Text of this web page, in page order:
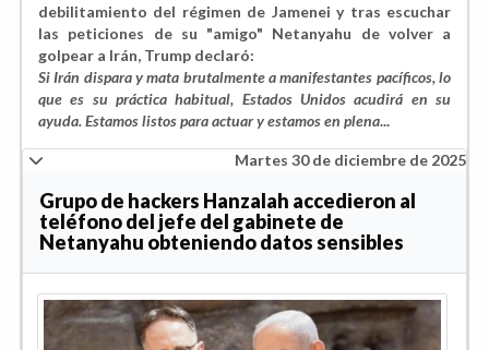
debilitamiento del régimen de Jamenei y tras escuchar
las peticiones de su "amigo" Netanyahu de volver a
golpear a Irán, Trump declaró:
Si Irán dispara y mata brutalmente a manifestantes pacíficos, lo
que es su práctica habitual, Estados Unidos acudirá en su
ayuda. Estamos listos para actuar y estamos en plena...
Martes 30 de diciembre de 2025
Grupo de hackers Hanzalah accedieron al
teléfono del jefe del gabinete de
Netanyahu obteniendo datos sensibles